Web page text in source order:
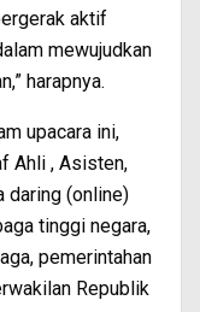
aktif
mewujudkan
harapnya.
upacara ini,
Ahli , Asisten,
daring (online)
tinggi negara,
pemerintahan
Republik